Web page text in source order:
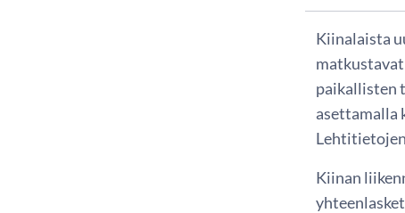
Kiinalaista
paikallisten
asettamalla
Kiinan